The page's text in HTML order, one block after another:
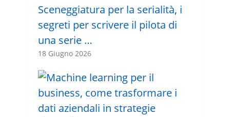
Sceneggiatura per la serialità, i
segreti per scrivere il pilota di
una serie …
18 Giugno 2026